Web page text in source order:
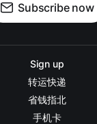
Subscribe now
Sign up
转运快递
省钱指北
手机卡